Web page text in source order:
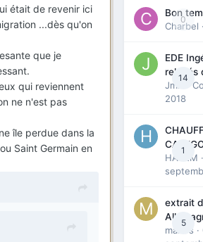
était de revenir ici
...dès qu'on
que je
qui reviennent
ne n'est pas
île perdue dans la
Saint Germain en
0
Bon
Charbel
14
EDE
relevés
Jmili
·
2018
1
HAZEM
5
extrait
maries